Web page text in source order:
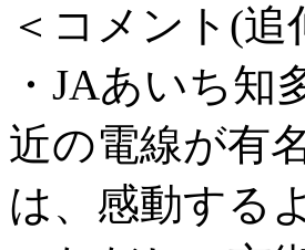
＜コメント(追
・JAあいち
近の電線が有
は、感動する